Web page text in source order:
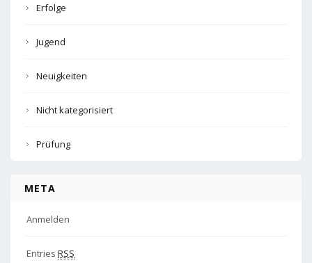
Erfolge
Jugend
Neuigkeiten
Nicht kategorisiert
Prüfung
META
Anmelden
Entries RSS